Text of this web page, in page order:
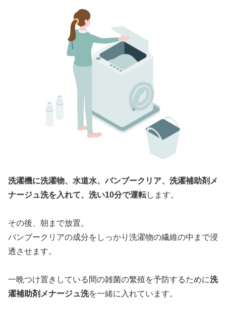
洗濯機に洗濯物、水道水、バンブークリア、洗濯補助剤メ
ナージュ洗を入れて、洗い10分で運転します。
その後、朝まで放置。
バンブークリアの成分をしっかり洗濯物の繊維の中まで浸
透させます。
一晩つけ置きしている間の雑菌の繁殖を予防するために洗
濯補助剤メナージュ洗を一緒に入れています。